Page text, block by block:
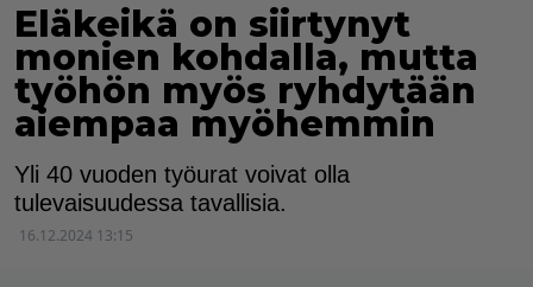
Eläkeikä on siirtynyt
monien kohdalla, mutta
työhön myös ryhdytään
aiempaa myöhemmin
Yli 40 vuoden työurat voivat olla
tulevaisuudessa tavallisia.
16.12.2024 13:15